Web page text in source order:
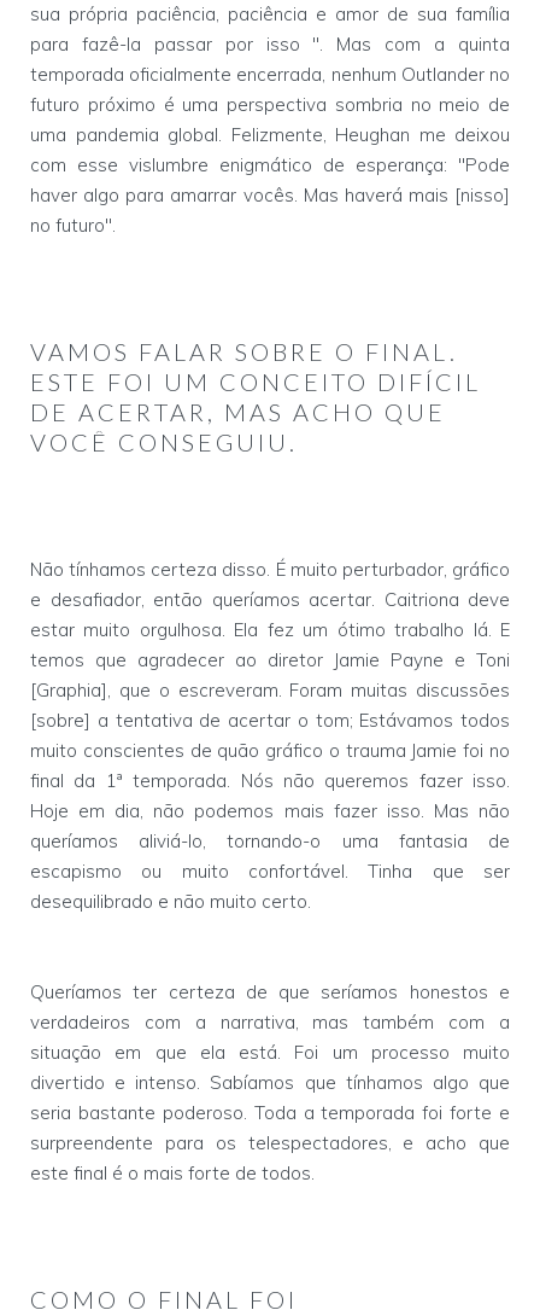
sua própria paciência, paciência e amor de sua família
para fazê-la passar por isso ". Mas com a quinta
temporada oficialmente encerrada, nenhum Outlander no
futuro próximo é uma perspectiva sombria no meio de
uma pandemia global. Felizmente, Heughan me deixou
com esse vislumbre enigmático de esperança: "Pode
haver algo para amarrar vocês. Mas haverá mais [nisso]
no futuro".
VAMOS FALAR SOBRE O FINAL.
ESTE FOI UM CONCEITO DIFÍCIL
DE ACERTAR, MAS ACHO QUE
VOCÊ CONSEGUIU.
Não tínhamos certeza disso. É muito perturbador, gráfico
e desafiador, então queríamos acertar. Caitriona deve
estar muito orgulhosa. Ela fez um ótimo trabalho lá. E
temos que agradecer ao diretor Jamie Payne e Toni
[Graphia], que o escreveram. Foram muitas discussões
[sobre] a tentativa de acertar o tom; Estávamos todos
muito conscientes de quão gráfico o trauma Jamie foi no
final da 1ª temporada. Nós não queremos fazer isso.
Hoje em dia, não podemos mais fazer isso. Mas não
queríamos aliviá-lo, tornando-o uma fantasia de
escapismo ou muito confortável. Tinha que ser
desequilibrado e não muito certo.
Queríamos ter certeza de que seríamos honestos e
verdadeiros com a narrativa, mas também com a
situação em que ela está. Foi um processo muito
divertido e intenso. Sabíamos que tínhamos algo que
seria bastante poderoso. Toda a temporada foi forte e
surpreendente para os telespectadores, e acho que
este final é o mais forte de todos.
COMO O FINAL FOI